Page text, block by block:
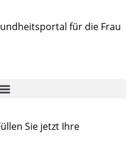
für die Frau
Sie jetzt Ihre